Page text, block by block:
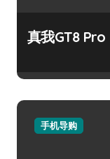
真我GT8
手机导购